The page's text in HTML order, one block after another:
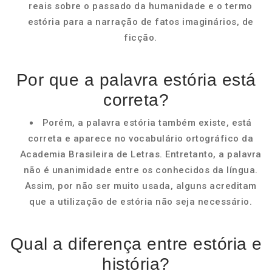
reais sobre o passado da humanidade e o termo
estória para a narração de fatos imaginários, de
ficção.
Por que a palavra estória está
correta?
Porém, a palavra estória também existe, está
correta e aparece no vocabulário ortográfico da
Academia Brasileira de Letras. Entretanto, a palavra
não é unanimidade entre os conhecidos da língua.
Assim, por não ser muito usada, alguns acreditam
que a utilização de estória não seja necessário.
Qual a diferença entre estória e
história?